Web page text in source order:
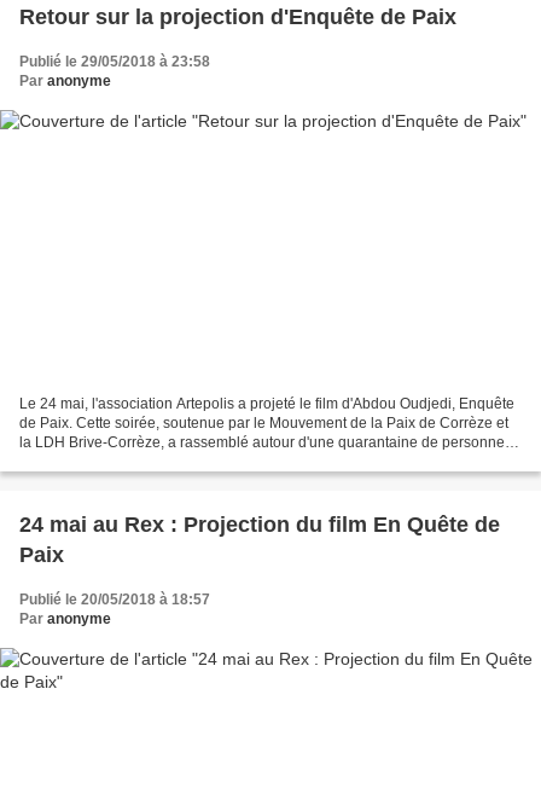
Retour sur la projection d'Enquête de Paix
Publié le 29/05/2018 à 23:58
Par anonyme
Le 24 mai, l'association Artepolis a projeté le film d'Abdou Oudjedi, Enquête
de Paix. Cette soirée, soutenue par le Mouvement de la Paix de Corrèze et
la LDH Brive-Corrèze, a rassemblé autour d'une quarantaine de personnes.
24 mai au Rex : Projection du film En Quête de
Paix
Publié le 20/05/2018 à 18:57
Par anonyme